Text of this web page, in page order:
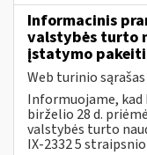
Informacinis
valstybės turto
įstatymo
Web turinio sąrašas
Informuojame, kad
birželio 28 d.
valstybės turto
IX-2332 5